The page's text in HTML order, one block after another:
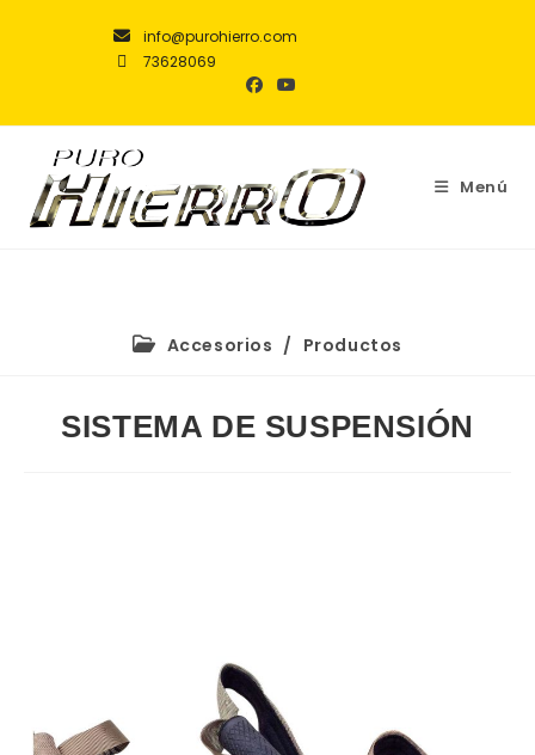
info@purohierro.com
73628069
Menú
Accesorios / Productos
SISTEMA DE SUSPENSIÓN